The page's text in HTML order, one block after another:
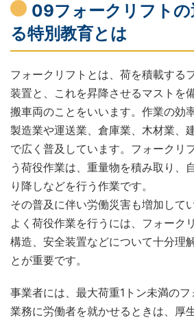
09フォークリフトの
る特別教育とは
フォークリフトとは、荷を積載する
装置と、これを昇降させるマストを
搬車両のことをいいます。作業の効
製造業や運送業、倉庫業、木材業、
で広く普及しています。フォークリ
う荷役作業は、重量物を積み取り、
り降しなどを行う作業です。
その普及に伴い労働災害も増加して
よく荷役作業を行うには、フォーク
構造、安全装置などについて十分理
とが重要です。
事業者には、最大荷重1トン未満の
業務に労働者を就かせるときは、厚